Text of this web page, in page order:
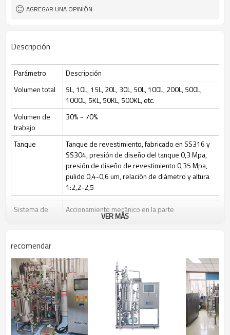
Tipos de procesamiento
Material
Superficie del tanque 0,2 um-0,4 um, 0,4-0,6 um
SOCIEDAD ANÓNIMA
Sensor de oxígeno
Mettler o Hamilton
AGREGAR UNA OPINIÓN
Descripción
Parámetro
Descripción
Volumen total
5L, 10L, 15L, 20L, 30L, 50L, 100L, 200L, 500L,
1000L, 5KL, 50KL, 500KL, etc.
Volumen de
trabajo
30% ~ 70%
Tanque
Tanque de revestimiento, fabricado en SS316 y
SS304, presión de diseño del tanque 0,3 Mpa,
presión de diseño de revestimiento 0,35 Mpa,
pulido 0,4-0,6 um, relación de diámetro y altura
1:2,2-2,5
Sistema de
Accionamiento mecánico en la parte
superior/inferior o accionamiento magnético en la
rpm
Esterilización
Esterilización manual en el lugar (SIP), el control
automático por programa es opcional
Limpio
Limpieza en el lugar (CIP) mediante válvulas de
control y tuberías de bola rociadora + CIP
VER MÁS
recomendar